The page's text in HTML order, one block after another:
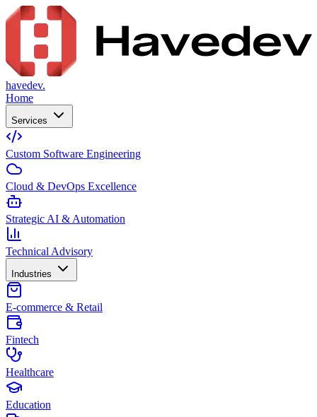
havedev.
Home
Services
Custom Software Engineering
Cloud & DevOps Excellence
Strategic AI & Automation
Technical Advisory
Industries
E-commerce & Retail
Fintech
Healthcare
Education